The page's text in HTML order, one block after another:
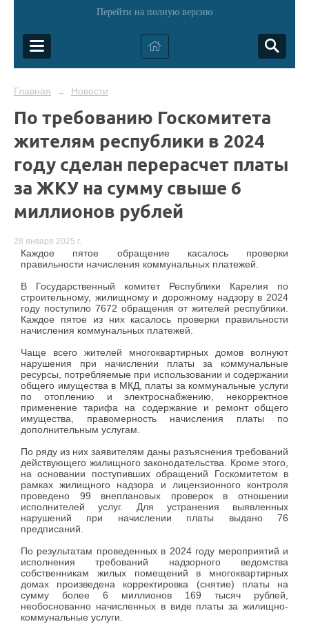
Перейти на полную версию
Главная → Новости
По требованию Госкомитета
жителям республики в 2024
году сделан перерасчет платы
за ЖКУ на сумму свыше 6
миллионов рублей
28 января 2025 г.
Каждое пятое обращение касалось проверки
правильности начисления коммунальных платежей.
В Государственный комитет Республики Карелия по
строительному, жилищному и дорожному надзору в 2024
году поступило 7672 обращения от жителей республики.
Каждое пятое из них касалось проверки правильности
начисления коммунальных платежей.
Чаще всего жителей многоквартирных домов волнуют
нарушения при начислении платы за коммунальные
ресурсы, потребляемые при использовании и содержании
общего имущества в МКД, платы за коммунальные услуги
по отоплению и электроснабжению, некорректное
применение тарифа на содержание и ремонт общего
имущества, правомерность начисления платы по
дополнительным услугам.
По ряду из них заявителям даны разъяснения требований
действующего жилищного законодательства. Кроме этого,
на основании поступивших обращений Госкомитетом в
рамках жилищного надзора и лицензионного контроля
проведено 99 внеплановых проверок в отношении
исполнителей услуг. Для устранения выявленных
нарушений при начислении платы выдано 76
предписаний.
По результатам проведенных в 2024 году мероприятий и
исполнения требований надзорного ведомства
собственникам жилых помещений в многоквартирных
домах произведена корректировка (снятие) платы на
сумму более 6 миллионов 169 тысяч рублей,
необоснованно начисленных в виде платы за жилищно-
коммунальные услуги.